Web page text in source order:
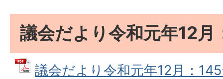
議会だより令和元年12月
議会だより令和元年12月：